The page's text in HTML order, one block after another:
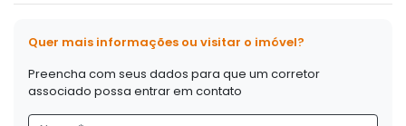
Quer mais informações ou visitar o imóvel?
Preencha com seus dados para que um corretor
associado possa entrar em contato